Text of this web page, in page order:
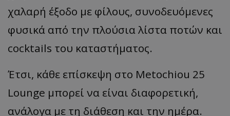
χαλαρή έξοδο με φίλους, συνοδευόμενες
φυσικά από την πλούσια λίστα ποτών και
cocktails του καταστήματος.
Έτσι, κάθε επίσκεψη στο Metochiou 25
Lounge μπορεί να είναι διαφορετική,
ανάλογα με τη διάθεση και την ημέρα.